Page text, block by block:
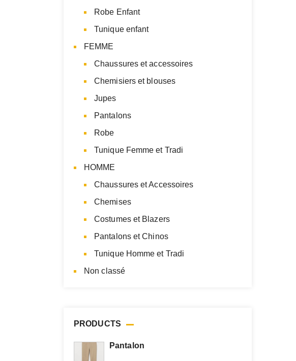
Robe Enfant
Tunique enfant
FEMME
Chaussures et accessoires
Chemisiers et blouses
Jupes
Pantalons
Robe
Tunique Femme et Tradi
HOMME
Chaussures et Accessoires
Chemises
Costumes et Blazers
Pantalons et Chinos
Tunique Homme et Tradi
Non classé
PRODUCTS
Pantalon